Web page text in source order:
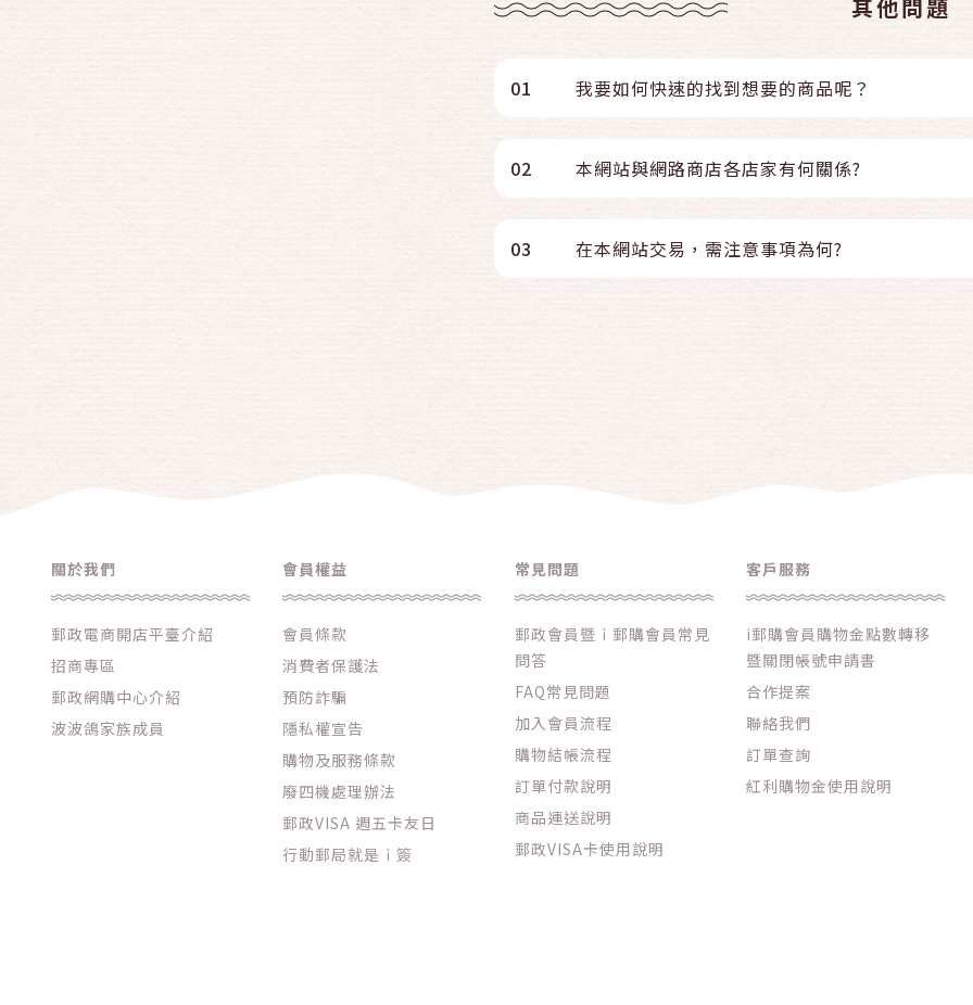
其他問題
01 我要如何快速的找到想要的商品呢？
02 本網站與網路商店各店家有何關係?
03 在本網站交易，需注意事項為何?
關於我們
郵政電商開店平臺介紹
招商專區
郵政網購中心介紹
波波鴿家族成員
會員權益
會員條款
消費者保護法
預防詐騙
隱私權宣告
購物及服務條款
廢四機處理辦法
郵政VISA 週五卡友日
行動郵局就是ｉ簽
常見問題
郵政會員暨ｉ郵購會員常見
問答
FAQ常見問題
加入會員流程
購物結帳流程
訂單付款說明
商品運送說明
郵政VISA卡使用說明
客戶服務
i郵購會員購物金點數轉移
暨關閉帳號申請書
合作提案
聯絡我們
訂單查詢
紅利購物金使用說明